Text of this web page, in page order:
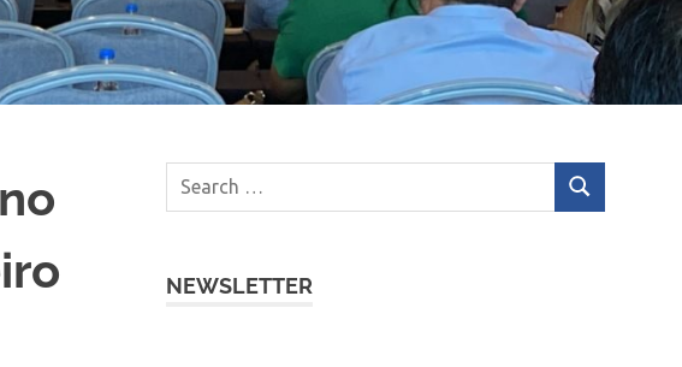
NEWSLETTER